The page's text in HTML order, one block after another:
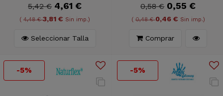
5,42 € 4,61 €
(4,48 €3,81 € Sin imp.)
Seleccionar Talla
0,58 € 0,55 €
( 0,48 €0,46 € Sin imp.)
Comprar
-5% -5%